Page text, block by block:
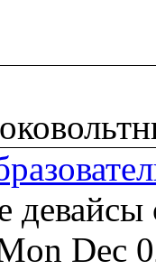
девайсы
Dec